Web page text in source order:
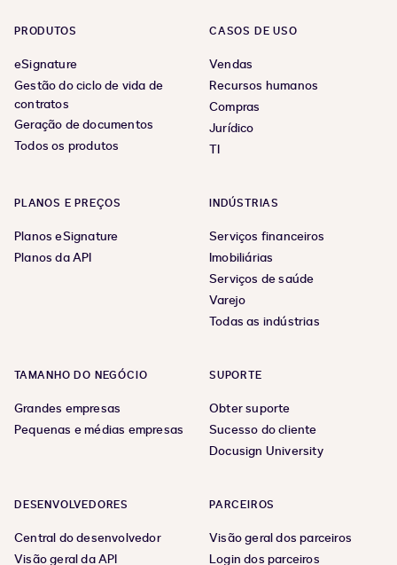
PRODUTOS
eSignature
Gestão do ciclo de vida de
contratos
Geração de documentos
Todos os produtos
CASOS DE USO
Vendas
Recursos humanos
Compras
Jurídico
TI
PLANOS E PREÇOS
Planos eSignature
Planos da API
INDÚSTRIAS
Serviços financeiros
Imobiliárias
Serviços de saúde
Varejo
Todas as indústrias
TAMANHO DO NEGÓCIO
Grandes empresas
Pequenas e médias empresas
SUPORTE
Obter suporte
Sucesso do cliente
Docusign University
DESENVOLVEDORES
Central do desenvolvedor
Visão geral da API
PARCEIROS
Visão geral dos parceiros
Login dos parceiros